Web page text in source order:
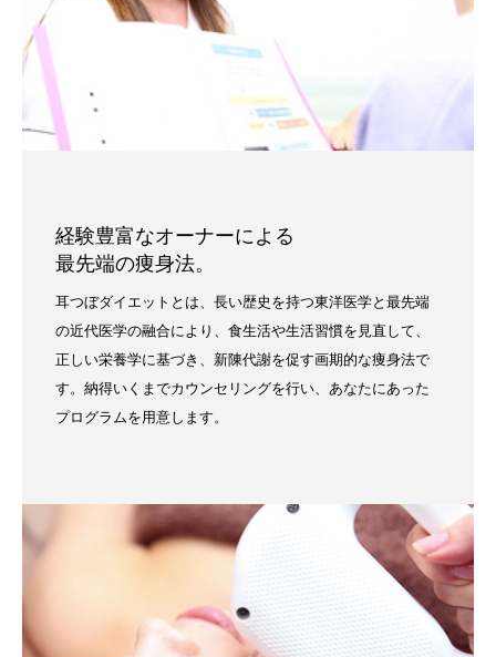
経験豊富なオーナーによる
最先端の痩身法。
耳つぼダイエットとは、長い歴史を持つ東洋医学と最先端
の近代医学の融合により、食生活や生活習慣を見直して、
正しい栄養学に基づき、新陳代謝を促す画期的な痩身法で
す。納得いくまでカウンセリングを行い、あなたにあった
プログラムを用意します。